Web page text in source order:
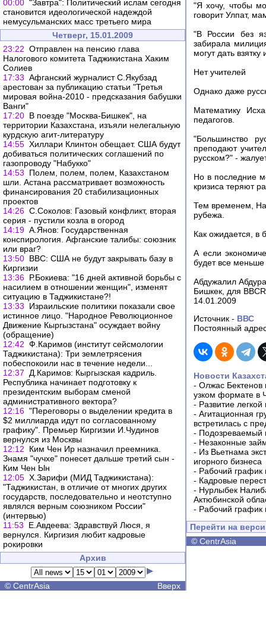
00:00 "Завтра": Политический ислам сегодня
становится идеологической надеждой
немусульманских масс третьего мира
Четверг, 15.01.2009
23:22 Отправлен на пенсию глава
Налогового комитета Таджикистана Хаким
Солиев
17:33 Афганский журналист С.Якубзад
арестован за публикацию статьи "Третья
мировая война-2010 - предсказания бабушки
Ванги"
17:20 В поезде "Москва-Бишкек", на
территории Казахстана, изъяли нелегальную
курдскую агит-литературу
14:55 Хиллари Клинтон обещает. США будут
добиваться политических соглашений по
газопроводу "Набукко"
14:53
Полем, полем, полем, Казахстаном
шли. Астана рассматривает возможность
финансирования 20 стабилизационных
проектов
14:26 С.Соколов: Газовый конфликт, вторая
серия - пустили козла в огород
14:19 А.Янов: Государственная
конспирология. Афганские талибы: союзник
или враг?
13:50 ВВС: США не будут закрывать базу в
Киргизии
13:36 Р.Бокиева: "16 дней активной борьбы с
насилием в отношении женщин", изменят
ситуацию в Таджикистане?!
13:33
Израильские политики показали свое
истинное лицо. "Народное Революционное
Движение Кыргызстана" осуждает войну
(обращение)
12:42 Ф.Каримов (институт сейсмологии
Таджикистана): Три землетрясения
побеспокоили нас в течение недели...
12:37
Д.Каримов: Кыргызская кадриль.
Республика начинает подготовку к
президентским выборам сменой
административного вектора?
12:16 "Переговоры о выделении кредита в
$2 миллиарда идут по согласованному
графику". Премьер Киргизии И.Чудинов
вернулся из Москвы
12:12
Ким Чен Ир назначил преемника.
Знамя "чучхе" понесет дальше третий сын -
Ким Чен Ын
12:05 Х.Зарифи (МИД Таджикистана):
"Таджикистан, в отличие от многих других
государств, последовательно и неотступно
являлся верным союзником России"
(интервью)
11:53
Е.Авдеева: Здравствуй Люся, я
вернулся. Киргизия любит кадровые
рокировки
Архив
© CentrAsia Вверх
"Я хочу, чтобы
говорит Улпат,
"В России без
забирала
могут дать
Нет учителей
Однако даже
Математику
педагогов.
"Большинство
преподают
русском?" -
Но в последние
кризиса теряют
Тем временем,
рубежа.
Как ожидается, в
А если
будет все меньше
Абдужалил
Бишкек, для
14.01.2009
Источник - ВВС
Постоянный
Новости
- Олжас Бектенов
узком формате в
- Развитие
- Агитационная
встретилась с
- Подозреваемый
- Незаконные
- Из Вьетнама
игорного бизнеса
- Рабочий график
- Кадровые
- Нурлыбек
Актюбинской
- Рабочий график
Перейти на
© CentrAsia